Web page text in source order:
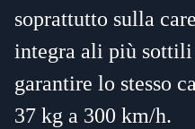
soprattutto sulla
integra ali più
garantire lo stesso
37 kg a 300 km/h.